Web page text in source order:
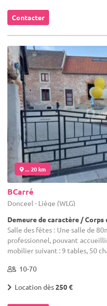
Contacter
... 20 km
BCarré
Donceel - Liège (WLG)
Demeure de caractère / Corps
Salle des fêtes : Une salle de
professionnel, pouvant
mobilier suivant : 9 tables, 50
10-70
Location dès250 €